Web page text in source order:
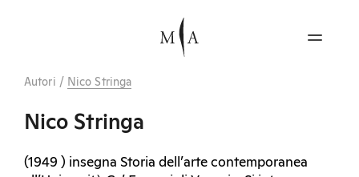
Autori / Nico Stringa
Nico Stringa
(1949 ) insegna Storia dell’arte contemporanea